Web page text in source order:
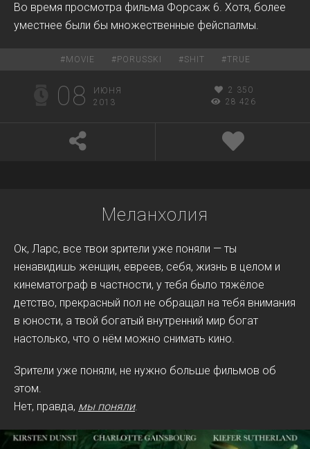
Во время просмотра фильма Форсаж 6. Хотя, более
уместнее были бы множественные фейспалмы.
# MOVIE # PORUSSKI #SHIT #TRUE
08
ИЮНЯ
2013
2 350
28 426
Меланхолия
Ок, Ларс, все твои зрители уже поняли — ты
ненавидишь женщин, евреев, себя, жизнь в целом и
кинематограф в частности, у тебя было тяжёлое
детство, прекрасный пол не обращал на тебя внимания
в юности, а твой богатый внутренний мир богат
настолько, что о нём можно снимать кино.
Зрители уже поняли, не нужно больше фильмов об
этом.
Нет, правда, мы поняли.